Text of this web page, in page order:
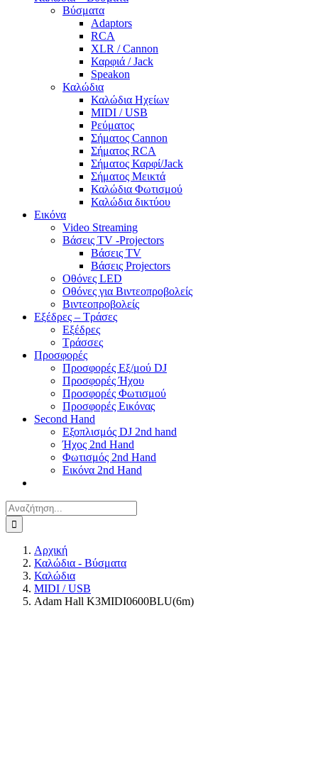
Βύσματα
Adaptors
RCA
XLR / Cannon
Καρφιά / Jack
Speakon
Καλώδια
Καλώδια Ηχείων
MIDI / USB
Ρεύματος
Σήματος Cannon
Σήματος RCA
Σήματος Καρφί/Jack
Σήματος Μεικτά
Καλώδια Φωτισμού
Καλώδια δικτύου
Εικόνα
Video Streaming
Βάσεις TV -Projectors
Βάσεις TV
Βάσεις Projectors
Οθόνες LED
Οθόνες για Βιντεοπροβολείς
Βιντεοπροβολείς
Εξέδρες – Τράσες
Εξέδρες
Τράσσες
Προσφορές
Προσφορές Εξ/μού DJ
Προσφορές Ήχου
Προσφορές Φωτισμού
Προσφορές Εικόνας
Second Hand
Εξοπλισμός DJ 2nd hand
Ήχος 2nd Hand
Φωτισμός 2nd Hand
Εικόνα 2nd Hand
Αναζήτηση
για:
Αρχική
Καλώδια - Βύσματα
Καλώδια
MIDI / USB
Adam Hall K3MIDI0600BLU(6m)